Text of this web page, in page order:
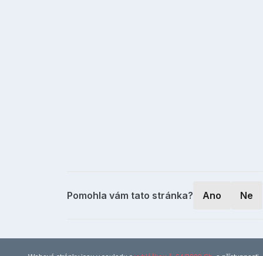
Pomohla vám tato stránka? Ano Ne